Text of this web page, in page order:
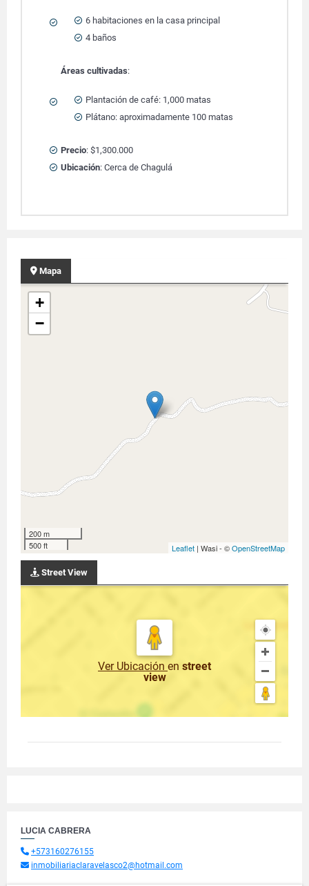
6 habitaciones en la casa principal
4 baños
Áreas cultivadas:
Plantación de café: 1,000 matas
Plátano: aproximadamente 100 matas
Precio: $1,300.000
Ubicación: Cerca de Chagulá
Mapa
+
−
200 m
500 ft
Leaflet | Wasi - ©OpenStreetMap
Street View
Ver Ubicación en street
view
LUCIA CABRERA
+573160276155
inmobiliariaclaravelasco2@hotmail.com